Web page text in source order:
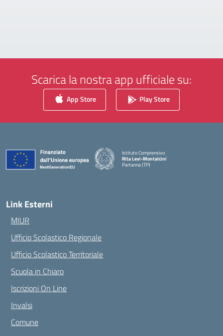
Scarica la nostra app ufficiale su:
App Store Play Store
Istituto Comprensivo
Rita Levi-Montalcini
Partanna (TP)
Link Esterni
MIUR
Ufficio Scolastico Regionale
Ufficio Scolastico Territoriale
Scuola in Chiaro
Iscrizioni On Line
Invalsi
Comune